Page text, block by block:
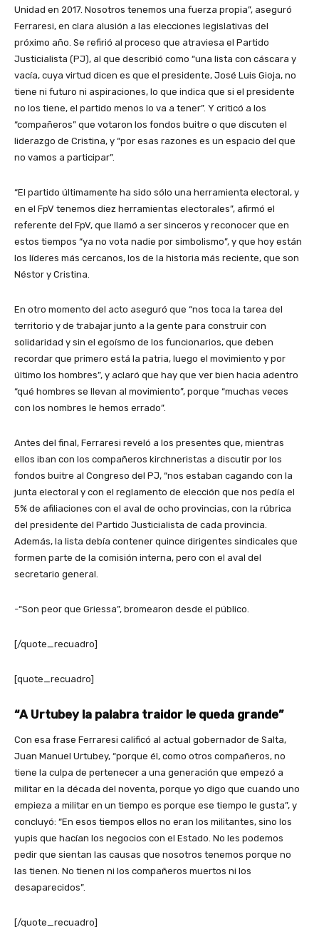
Unidad en 2017. Nosotros tenemos una fuerza propia”, aseguró
Ferraresi, en clara alusión a las elecciones legislativas del
próximo año. Se refirió al proceso que atraviesa el Partido
Justicialista (PJ), al que describió como “una lista con cáscara y
vacía, cuya virtud dicen es que el presidente, José Luis Gioja, no
tiene ni futuro ni aspiraciones, lo que indica que si el presidente
no los tiene, el partido menos lo va a tener”. Y criticó a los
“compañeros” que votaron los fondos buitre o que discuten el
liderazgo de Cristina, y “por esas razones es un espacio del que
no vamos a participar”.
“El partido últimamente ha sido sólo una herramienta electoral, y
en el FpV tenemos diez herramientas electorales”, afirmó el
referente del FpV, que llamó a ser sinceros y reconocer que en
estos tiempos “ya no vota nadie por simbolismo”, y que hoy están
los líderes más cercanos, los de la historia más reciente, que son
Néstor y Cristina.
En otro momento del acto aseguró que “nos toca la tarea del
territorio y de trabajar junto a la gente para construir con
solidaridad y sin el egoísmo de los funcionarios, que deben
recordar que primero está la patria, luego el movimiento y por
último los hombres”, y aclaró que hay que ver bien hacia adentro
“qué hombres se llevan al movimiento”, porque “muchas veces
con los nombres le hemos errado”.
Antes del final, Ferraresi reveló a los presentes que, mientras
ellos iban con los compañeros kirchneristas a discutir por los
fondos buitre al Congreso del PJ, “nos estaban cagando con la
junta electoral y con el reglamento de elección que nos pedía el
5% de afiliaciones con el aval de ocho provincias, con la rúbrica
del presidente del Partido Justicialista de cada provincia.
Además, la lista debía contener quince dirigentes sindicales que
formen parte de la comisión interna, pero con el aval del
secretario general.
-“Son peor que Griessa”, bromearon desde el público.
[/quote_recuadro]
[quote_recuadro]
“A Urtubey la palabra traidor le queda grande”
Con esa frase Ferraresi calificó al actual gobernador de Salta,
Juan Manuel Urtubey, “porque él, como otros compañeros, no
tiene la culpa de pertenecer a una generación que empezó a
militar en la década del noventa, porque yo digo que cuando uno
empieza a militar en un tiempo es porque ese tiempo le gusta”, y
concluyó: “En esos tiempos ellos no eran los militantes, sino los
yupis que hacían los negocios con el Estado. No les podemos
pedir que sientan las causas que nosotros tenemos porque no
las tienen. No tienen ni los compañeros muertos ni los
desaparecidos”.
[/quote_recuadro]